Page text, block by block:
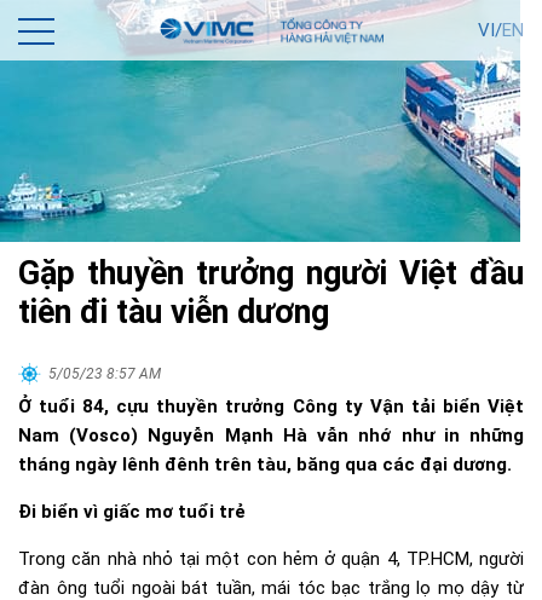
VI/EN
Gặp thuyền trưởng người Việt đầu
tiên đi tàu viễn dương
5/05/23 8:57 AM
Ở tuổi 84, cựu thuyền trưởng Công ty Vận tải biển Việt
Nam (Vosco) Nguyễn Mạnh Hà vẫn nhớ như in những
tháng ngày lênh đênh trên tàu, băng qua các đại dương.
Đi biển vì giấc mơ tuổi trẻ
Trong căn nhà nhỏ tại một con hẻm ở quận 4, TP.HCM, người
đàn ông tuổi ngoài bát tuần, mái tóc bạc trắng lọ mọ dậy từ